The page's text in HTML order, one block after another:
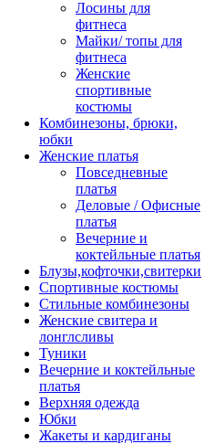
Лосины для
фитнеса
Майки/ топы для
фитнеса
Женские
спортивные
костюмы
Комбинезоны, брюки,
юбки
Женские платья
Повседневные
платья
Деловые / Офисные
платья
Вечерние и
коктейльные платья
Блузы,кофточки,свитерки
Спортивные костюмы
Стильные комбинезоны
Женские свитера и
лонглсливы
Туники
Вечерние и коктейльные
платья
Верхняя одежда
Юбки
Жакеты и кардиганы